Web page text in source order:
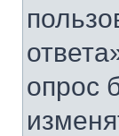
опрос